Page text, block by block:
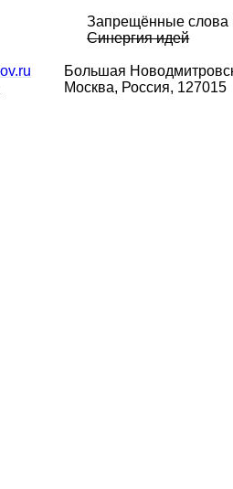
Запрещённые слова
Синергия идей
Большая
Москва, Россия, 127015